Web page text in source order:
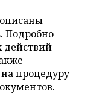
Подробно
действий
процедуру